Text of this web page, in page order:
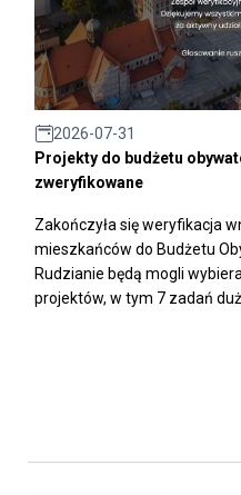
2026-07-31
Projekty do budżetu
zweryfikowane
Zakończyła się weryfikacja
mieszkańców do Budżetu
Rudzianie będą mogli
projektów, w tym 7 zadań